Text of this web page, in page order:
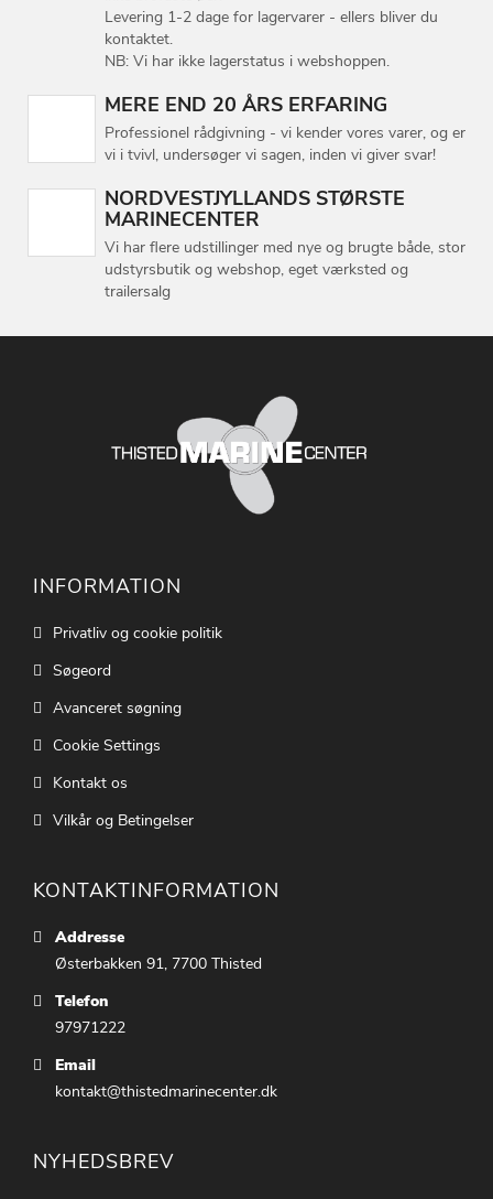
Levering 1-2 dage for lagervarer - ellers bliver du
kontaktet.
NB: Vi har ikke lagerstatus i webshoppen.
MERE END 20 ÅRS ERFARING
Professionel rådgivning - vi kender vores varer, og er
vi i tvivl, undersøger vi sagen, inden vi giver svar!
NORDVESTJYLLANDS STØRSTE
MARINECENTER
Vi har flere udstillinger med nye og brugte både, stor
udstyrsbutik og webshop, eget værksted og
trailersalg
INFORMATION
Privatliv og cookie politik
Søgeord
Avanceret søgning
Cookie Settings
Kontakt os
Vilkår og Betingelser
KONTAKTINFORMATION
Addresse
Østerbakken 91, 7700 Thisted
Telefon
97971222
Email
kontakt@thistedmarinecenter.dk
NYHEDSBREV